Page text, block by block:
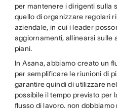
per mantenere i dirigenti sulla
quello di organizzare regolari
aziendale, in cui i leader
aggiornamenti, allinearsi sulle
piani.
In Asana, abbiamo creato un
per semplificare le riunioni di
garantire quindi di utilizzare
possibile il tempo previsto per
flusso di lavoro, non